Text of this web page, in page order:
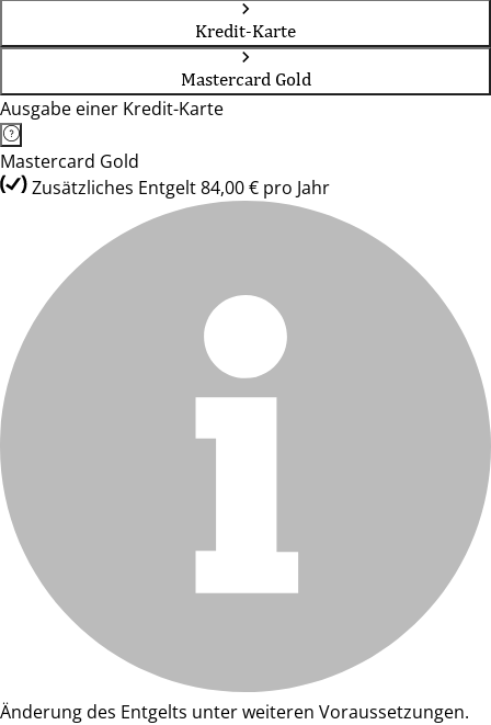
Kredit-Karte
Mastercard Gold
Ausgabe einer Kredit-Karte
Mastercard Gold
Zusätzliches Entgelt 84,00 € pro Jahr
Änderung des Entgelts unter weiteren Voraussetzungen.